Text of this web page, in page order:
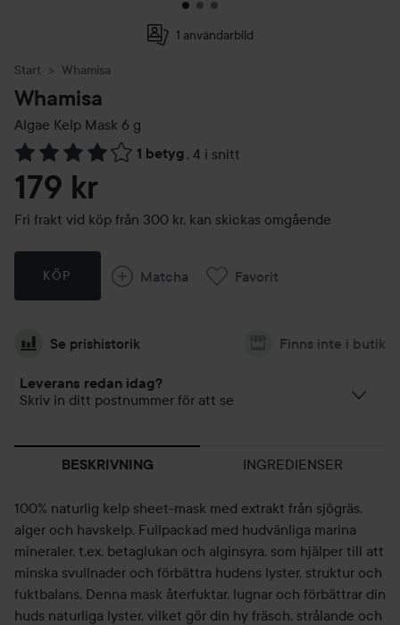
1 användarbild
Start Whamisa
Whamisa
Algae Kelp Mask 6 g
1 betyg , 4 i snitt
Hoppa till Betyg & kommentarer
179 kr
Fri frakt vid köp från 300 kr, kan skickas omgående
KÖP Matcha Favorit
Se prishistorik Finns inte i butik
Leverans redan idag?
Skriv in ditt postnummer för att se
BESKRIVNING INGREDIENSER
100% naturlig kelp sheet-mask med extrakt från sjögräs,
alger och havskelp. Fullpackad med hudvänliga marina
mineraler, t.ex. betaglukan och alginsyra, som hjälper till att
minska svullnader och förbättra hudens lyster, struktur och
fuktbalans. Denna mask återfuktar, lugnar och förbättrar din
huds naturliga lyster, vilket gör din hy fräsch, strålande och